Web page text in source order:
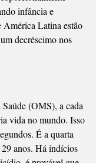
infância e
América Latina estão
decréscimo nos
(OMS), a cada
vida no mundo. Isso
É a quarta
anos. Há indícios